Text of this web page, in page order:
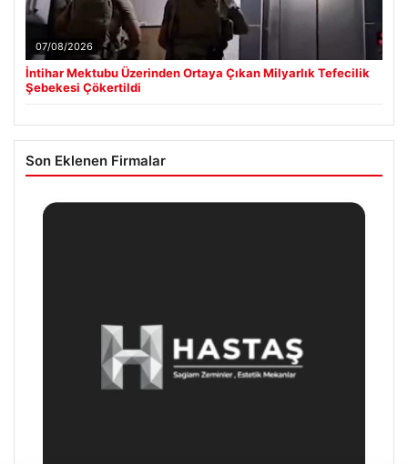
07/08/2026
İntihar Mektubu Üzerinden Ortaya Çıkan Milyarlık Tefecilik
Şebekesi Çökertildi
Son Eklenen Firmalar